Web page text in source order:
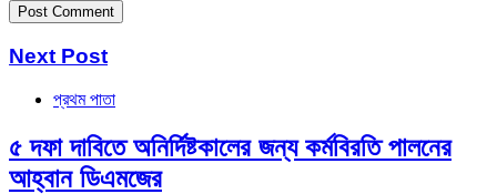
Next Post
প্রথম পাতা
৫ দফা দাবিতে অনির্দিষ্টকালের জন্য কর্মবিরতি পালনের
আহ্বান ডিএমজের